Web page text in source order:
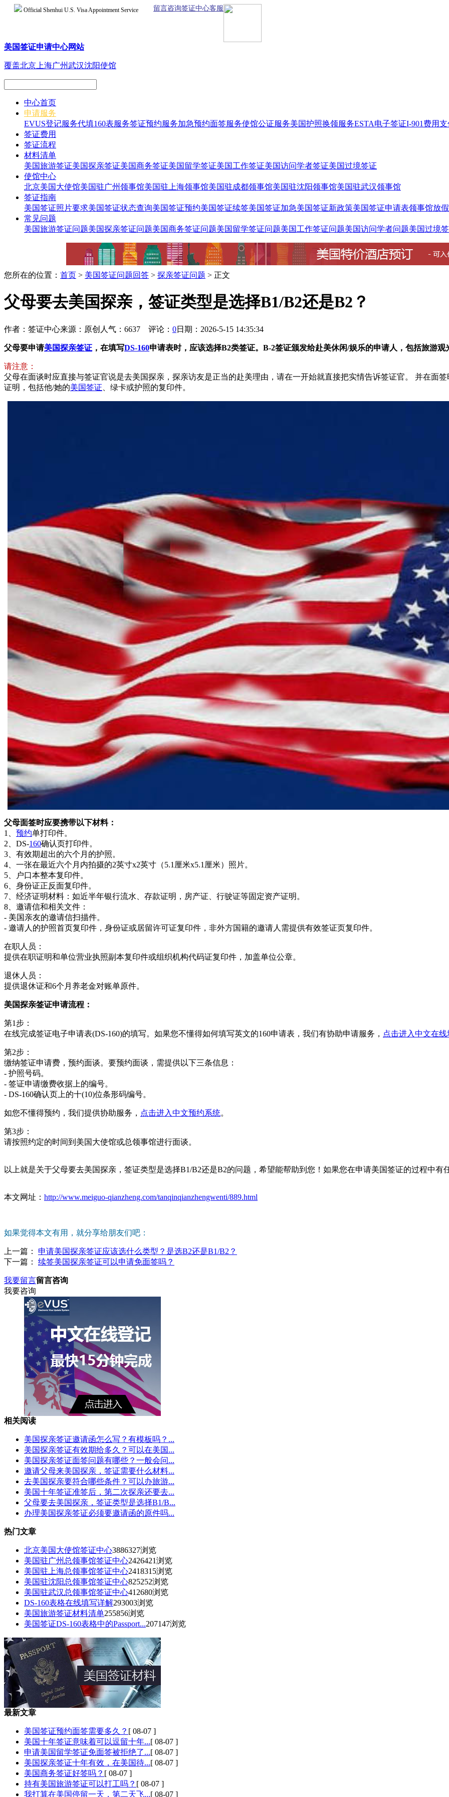
Official Shenhui U.S. Visa Appointment Service 留言咨询签证中心客服
美国签证申请中心网站
覆盖北京上海广州武汉沈阳使馆
中心首页
申请服务
EVUS登记服务代填160表服务签证预约服务加急预约面签服务使馆公证服务美国护照换领服务ESTA电子签证I-901费用
签证费用
签证流程
材料清单
美国旅游签证美国探亲签证美国商务签证美国留学签证美国工作签证美国访问学者签证美国过境签证
使馆中心
北京美国大使馆美国驻广州领事馆美国驻上海领事馆美国驻成都领事馆美国驻沈阳领事馆美国驻武汉领事馆
签证指南
美国签证照片要求美国签证状态查询美国签证预约美国签证续签美国签证加急美国签证新政策美国签证申请表领事馆放
常见问题
美国旅游签证问题美国探亲签证问题美国商务签证问题美国留学签证问题美国工作签证问题美国访问学者问题美国过境
您所在的位置： 首页 > 美国签证问题回答 > 探亲签证问题 > 正文
父母要去美国探亲，签证类型是选择B1/B2还是B2？
作者：签证中心来源：原创 人气：6637 评论： 0日期：2026-5-15 14:35:34
父母要申请美国探亲签证 ，在填写DS-160申请表时，应该选择B2类签证。B-2签证颁发给赴美休闲/娱乐的申请人，包括旅游
请注意：
父母在面谈时应直接与签证官说是去美国探亲，探亲访友是正当的赴美理由，请在一开始就直接把实情告诉签证官。 并在面
证明，包括他/她的美国签证 、绿卡或护照的复印件。
父母面签时应要携带以下材料：
1、 预约单打印件。
2、DS-160确认页打印件。
3、有效期超出的六个月的护照。
4、一张在最近六个月内拍摄的2英寸x2英寸（5.1厘米x5.1厘米）照片。
5、户口本整本复印件。
6、身份证正反面复印件。
7、经济证明材料：如近半年银行流水、存款证明，房产证、行驶证等固定资产证明。
8、邀请信和相关文件：
- 美国亲友的邀请信扫描件。
- 邀请人的护照首页复印件，身份证或居留许可证复印件，非外方国籍的邀请人需提供有效签证页复印件。
在职人员：
提供在职证明和单位营业执照副本复印件或组织机构代码证复印件，加盖单位公章。
退休人员：
提供退休证和6个月养老金对账单原件。
美国探亲签证申请流程：
第1步：
在线完成签证电子申请表(DS-160)的填写。如果您不懂得如何填写英文的160申请表，我们有协助申请服务， 点击进入中文在线
第2步：
缴纳签证申请费，预约面谈。要预约面谈，需提供以下三条信息：
- 护照号码。
- 签证申请缴费收据上的编号。
- DS-160确认页上的十(10)位条形码编号。
如您不懂得预约，我们提供协助服务， 点击进入中文预约系统。
第3步：
请按照约定的时间到美国大使馆或总领事馆进行面谈。
以上就是关于父母要去美国探亲，签证类型是选择B1/B2还是B2的问题，希望能帮助到您！如果您在申请美国签证的过程中有
本文网址： http://www.meiguo-qianzheng.com/tanqinqianzhengwenti/889.html
如果觉得本文有用，就分享给朋友们吧：
上一篇： 申请美国探亲签证应该选什么类型？是选B2还是B1/B2？
下一篇： 续签美国探亲签证可以申请免面签吗？
我要留言留言咨询
我要咨询
相关阅读
美国探亲签证邀请函怎么写？有模板吗？...
美国探亲签证有效期给多久？可以在美国...
美国探亲签证面签问题有哪些？一般会问...
邀请父母来美国探亲，签证需要什么材料...
去美国探亲要符合哪些条件？可以办旅游...
美国十年签证准签后，第二次探亲还要去...
父母要去美国探亲，签证类型是选择B1/B...
办理美国探亲签证必须要邀请函的原件吗...
热门文章
北京美国大使馆签证中心3886327浏览
美国驻广州总领事馆签证中心2426421浏览
美国驻上海总领事馆签证中心2418315浏览
美国驻沈阳总领事馆签证中心825252浏览
美国驻武汉总领事馆签证中心412680浏览
DS-160表格在线填写详解293003浏览
美国旅游签证材料清单255856浏览
美国签证DS-160表格中的Passport...207147浏览
最新文章
美国签证预约面签需要多久？ [ 08-07 ]
美国十年签证意味着可以逗留十年...[ 08-07 ]
申请美国留学签证免面签被拒绝了...[ 08-07 ]
美国探亲签证十年有效，在美国待...[ 08-07 ]
美国商务签证好签吗？ [ 08-07 ]
持有美国旅游签证可以打工吗？ [ 08-07 ]
我打算在美国停留一天，第二天飞...[ 08-07 ]